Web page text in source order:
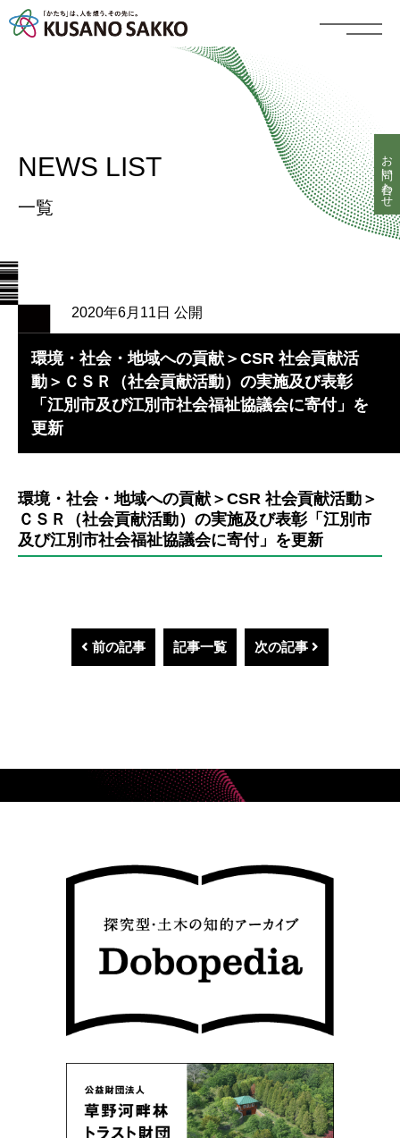
NEWS LIST
一覧
2020年6月11日 公開
環境・社会・地域への貢献＞CSR 社会貢献活
動＞ＣＳＲ（社会貢献活動）の実施及び表彰
「江別市及び江別市社会福祉協議会に寄付」を
更新
環境・社会・地域への貢献＞CSR 社会貢献活動＞
ＣＳＲ（社会貢献活動）の実施及び表彰「江別市
及び江別市社会福祉協議会に寄付」を更新
前の記事 記事一覧 次の記事
お問い合わせ